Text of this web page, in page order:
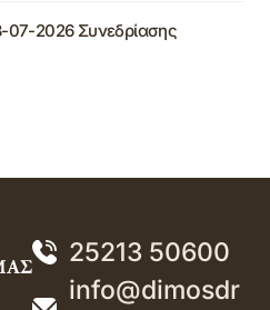
2026 Συνεδρίασης
25213 50600
info@dimosdr